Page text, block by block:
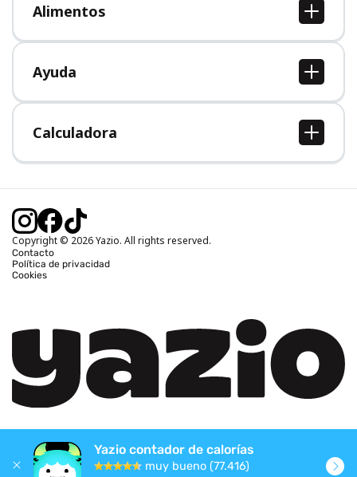
Alimentos
Todos los alimentos
Ayuda
Centro de ayuda
Calculadora
Calcular IMC
Calcular peso ideal
Calcular calorías quemadas
Copyright © 2026 Yazio. All rights reserved.
Contacto
Política de privacidad
Cookies
Yazio contador de calorías
muy bueno (77.416)